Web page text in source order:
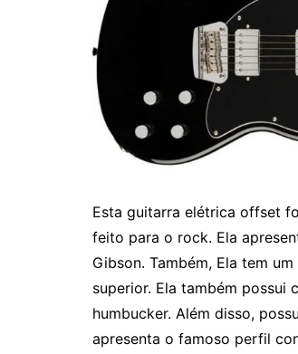
Esta guitarra elétrica offset
feito para o rock. Ela
Gibson. Também, Ela tem
superior. Ela também
humbucker. Além disso,
apresenta o famoso perfil